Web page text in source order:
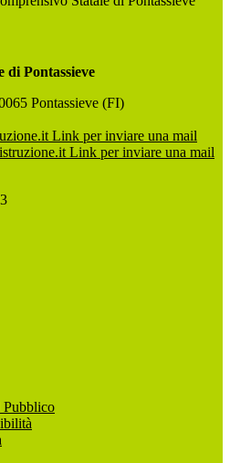
di Pontassieve
Pontassieve (FI)
Link per inviare una mail
Link per inviare una mail